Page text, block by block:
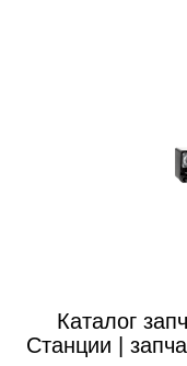
Каталог
Станции |